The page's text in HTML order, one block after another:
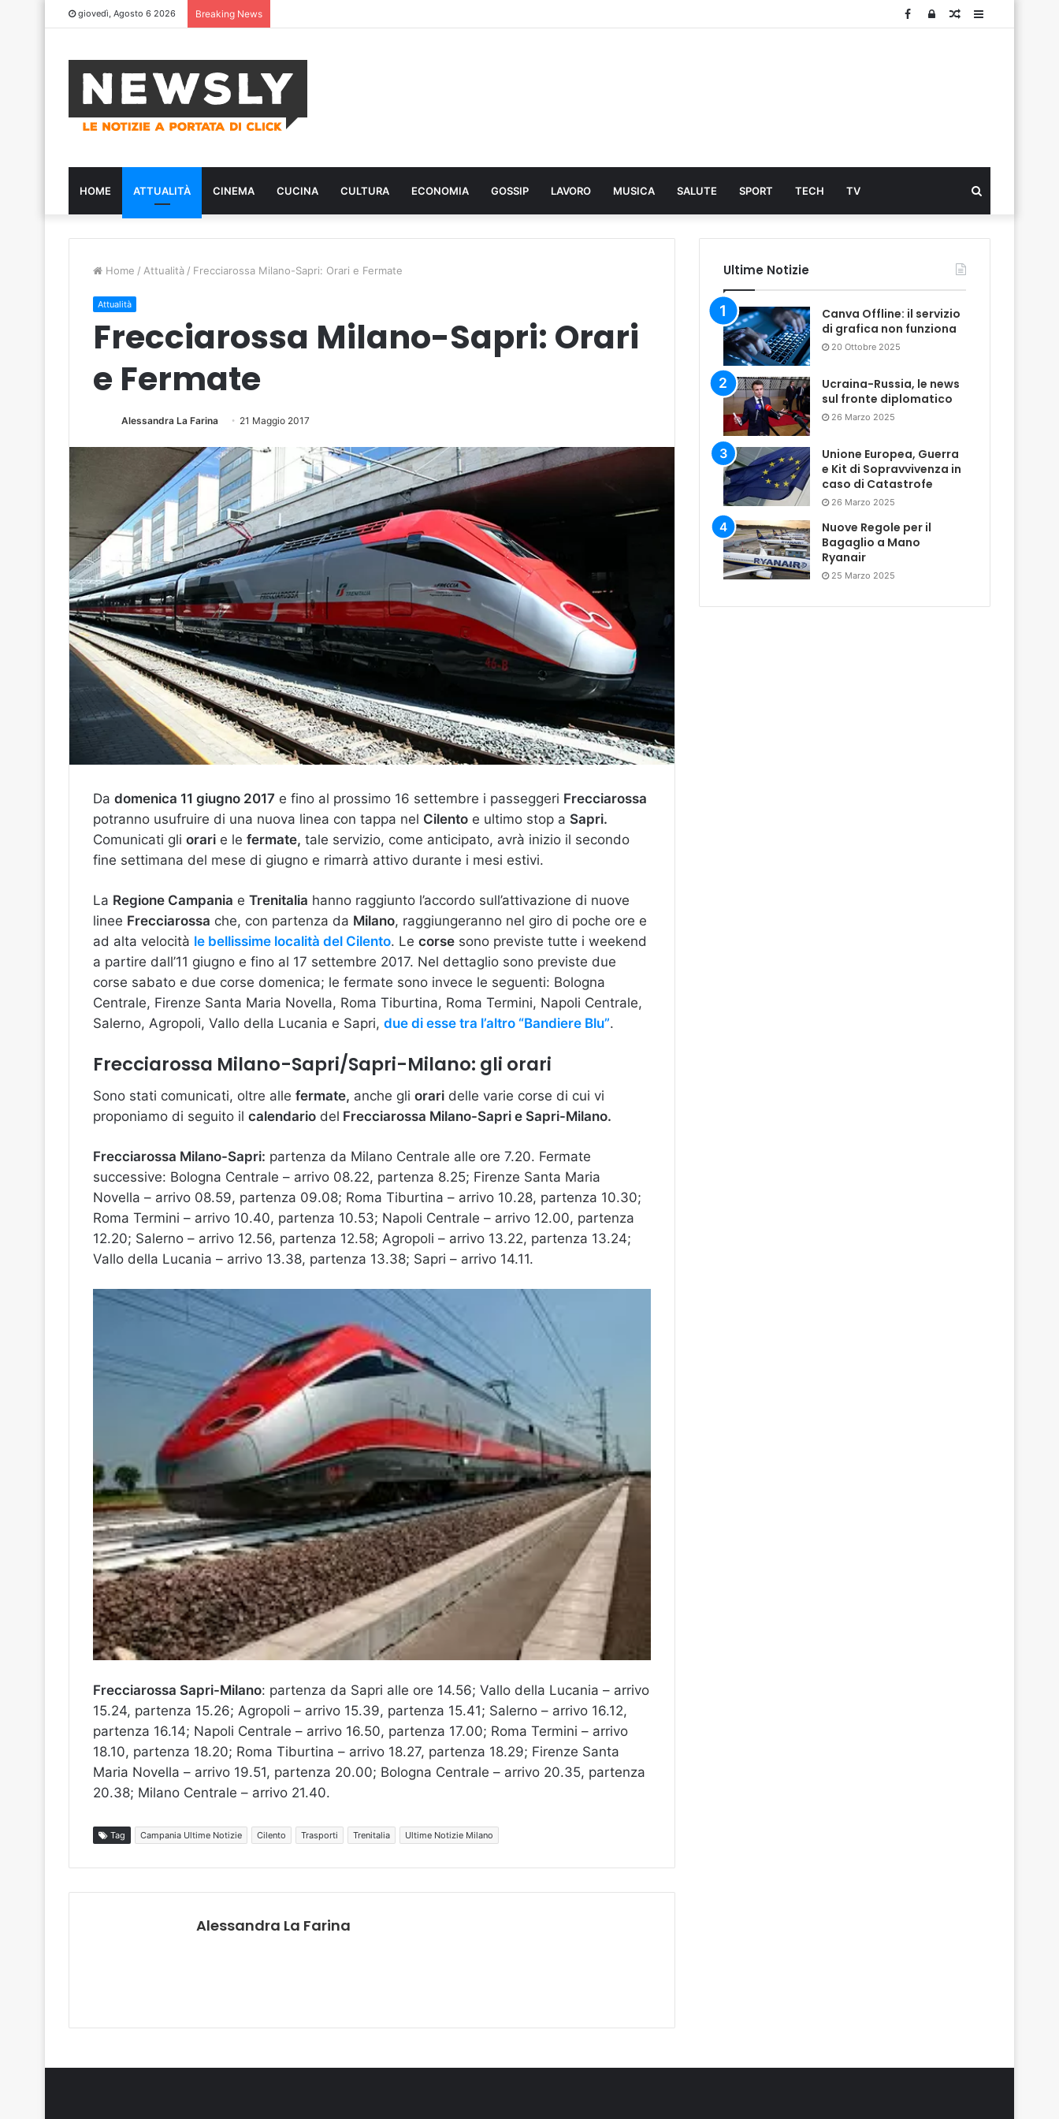
giovedì, Agosto 6 2026 Breaking News Sidebar
Articolo
Log
Facebook
HOME ATTUALITÀ CINEMA CUCINA CULTURA ECONOMIA GOSSIP LAVORO MUSICA SALUTE SPORT TECH TV
...
Home / Attualità / Frecciarossa Milano-Sapri: Orari e Fermate
Attualità
Frecciarossa Milano-Sapri: Orari
e Fermate
Alessandra La Farina 21 Maggio 2017
Da domenica 11 giugno 2017 e fino al prossimo 16 settembre i passeggeri Frecciarossa
potranno usufruire di una nuova linea con tappa nel Cilento e ultimo stop a Sapri.
Comunicati gli orari e le fermate, tale servizio, come anticipato, avrà inizio il secondo
fine settimana del mese di giugno e rimarrà attivo durante i mesi estivi.
La Regione Campania e Trenitalia hanno raggiunto l’accordo sull’attivazione di nuove
linee Frecciarossa che, con partenza da Milano, raggiungeranno nel giro di poche ore e
ad alta velocità le bellissime località del Cilento. Le corse sono previste tutte i weekend
a partire dall’11 giugno e fino al 17 settembre 2017. Nel dettaglio sono previste due
corse sabato e due corse domenica; le fermate sono invece le seguenti: Bologna
Centrale, Firenze Santa Maria Novella, Roma Tiburtina, Roma Termini, Napoli Centrale,
Salerno, Agropoli, Vallo della Lucania e Sapri, due di esse tra l’altro “Bandiere Blu”.
Frecciarossa Milano-Sapri/Sapri-Milano: gli orari
Sono stati comunicati, oltre alle fermate, anche gli orari delle varie corse di cui vi
proponiamo di seguito il calendario del Frecciarossa Milano-Sapri e Sapri-Milano.
Frecciarossa Milano-Sapri: partenza da Milano Centrale alle ore 7.20. Fermate
successive: Bologna Centrale – arrivo 08.22, partenza 8.25; Firenze Santa Maria
Novella – arrivo 08.59, partenza 09.08; Roma Tiburtina – arrivo 10.28, partenza 10.30;
Roma Termini – arrivo 10.40, partenza 10.53; Napoli Centrale – arrivo 12.00, partenza
12.20; Salerno – arrivo 12.56, partenza 12.58; Agropoli – arrivo 13.22, partenza 13.24;
Vallo della Lucania – arrivo 13.38, partenza 13.38; Sapri – arrivo 14.11.
Frecciarossa Sapri-Milano: partenza da Sapri alle ore 14.56; Vallo della Lucania – arrivo
15.24, partenza 15.26; Agropoli – arrivo 15.39, partenza 15.41; Salerno – arrivo 16.12,
partenza 16.14; Napoli Centrale – arrivo 16.50, partenza 17.00; Roma Termini – arrivo
18.10, partenza 18.20; Roma Tiburtina – arrivo 18.27, partenza 18.29; Firenze Santa
Maria Novella – arrivo 19.51, partenza 20.00; Bologna Centrale – arrivo 20.35, partenza
20.38; Milano Centrale – arrivo 21.40.
Tag Campania Ultime Notizie Cilento Trasporti Trenitalia Ultime Notizie Milano
Alessandra La Farina
Ultime Notizie
Canva Offline: il servizio
di grafica non funziona
20 Ottobre 2025
Ucraina-Russia, le news
sul fronte diplomatico
26 Marzo 2025
Unione Europea, Guerra
e Kit di Sopravvivenza in
caso di Catastrofe
26 Marzo 2025
Nuove Regole per il
Bagaglio a Mano
Ryanair
25 Marzo 2025